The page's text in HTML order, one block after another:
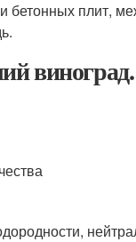
бетонных плит,